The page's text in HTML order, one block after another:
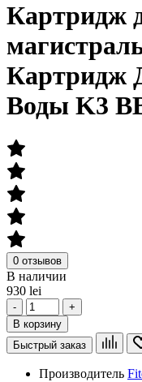
Картридж
Картридж
Воды K3
0 отзывов
В наличии
930 lei
-
+
В корзину
Быстрый заказ
Производитель